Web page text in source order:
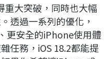
重大突破，同時也大幅
透過一系列的優化，
更安全的iPhone使用體
任務，iOS 18.2都能提